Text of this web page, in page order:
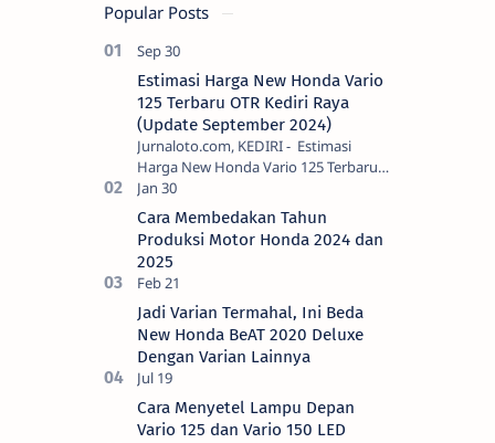
Popular Posts
Estimasi Harga New Honda Vario
125 Terbaru OTR Kediri Raya
(Update September 2024)
Jurnaloto.com, KEDIRI - Estimasi
Harga New Honda Vario 125 Terbaru
OTR Kediri Raya (Update September
2024) Brosis sekalian, PT Astra Honda
Motor (AH…
Cara Membedakan Tahun
Produksi Motor Honda 2024 dan
2025
Jadi Varian Termahal, Ini Beda
New Honda BeAT 2020 Deluxe
Dengan Varian Lainnya
Cara Menyetel Lampu Depan
Vario 125 dan Vario 150 LED